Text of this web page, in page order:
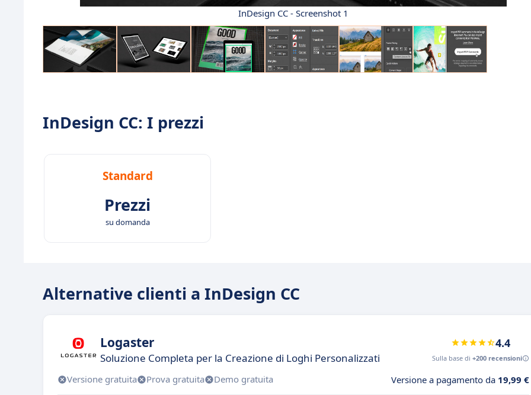
InDesign CC - Screenshot 1
InDesign CC: I prezzi
Standard
Prezzi
su domanda
Alternative clienti a InDesign CC
Logaster
Soluzione Completa per la Creazione di Loghi Personalizzati
4.4
Sulla base di +200 recensioni
Versione gratuita Prova gratuita Demo gratuita Versione a pagamento da 19,99 €